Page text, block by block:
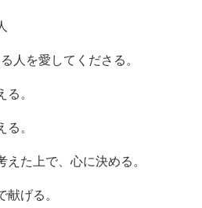
人を愛してくださる。
。
。
上で、心に決める。
げる。